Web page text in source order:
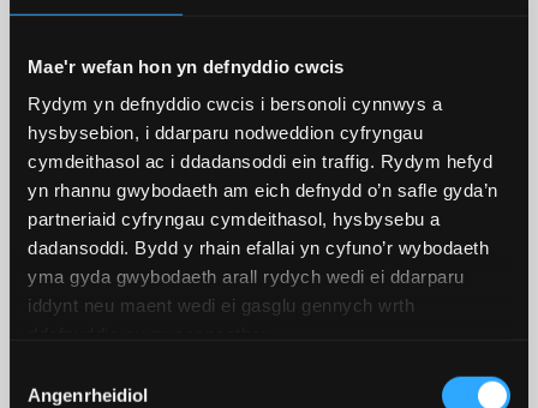
Mae'r wefan hon yn defnyddio cwcis
Rydym yn defnyddio cwcis i bersonoli cynnwys a
hysbysebion, i ddarparu nodweddion cyfryngau
cymdeithasol ac i ddadansoddi ein traffig. Rydym hefyd
yn rhannu gwybodaeth am eich defnydd o’n safle gyda’n
partneriaid cyfryngau cymdeithasol, hysbysebu a
dadansoddi. Bydd y rhain efallai yn cyfuno’r wybodaeth
yma gyda gwybodaeth arall rydych wedi ei ddarparu
iddynt neu maent wedi ei gasglu gennych wrth
Caniatâd
Angenrheidiol
Mhrifysgol Bangor
Ein Hymchwil Ar Waith
Ein Hymchwil
Mae ein hymchwil arloesol yn atgyfnerthu ein
cwricwlwm sy'n newid yn barhaus ac yn helpu i
wella ein cyd-ddealltwriaeth o'r byd o'n cwmpas.